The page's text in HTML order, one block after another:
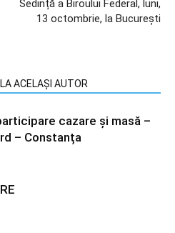
Sedință a Biroului Federal, luni,
13 octombrie, la București
LA ACELAȘI AUTOR
cazare și masă –
– Constanța